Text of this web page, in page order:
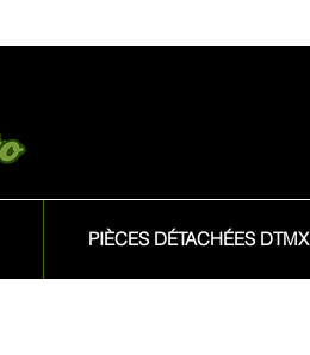
PIÈCES DÉTACHÉES DTMX